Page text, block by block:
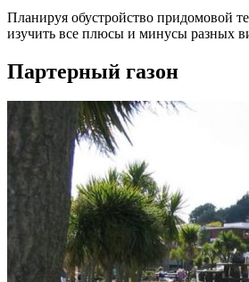
Планируя обустройство придомовой
изучить все плюсы и минусы разных
Партерный газон